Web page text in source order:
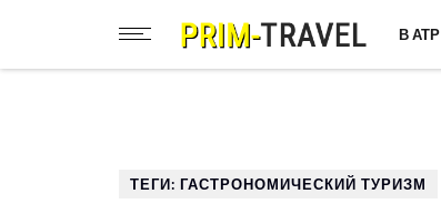
В АТР
ТЕГИ: ГАСТРОНОМИЧЕСКИЙ ТУРИЗМ